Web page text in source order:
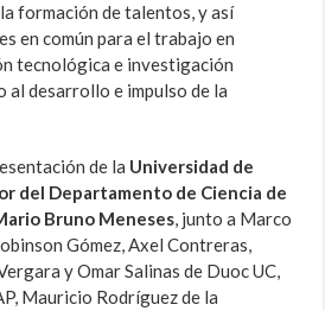
formación de talentos, y así
en común para el trabajo en
tecnológica e investigación
al desarrollo e impulso de la
de la Universidad de
del Departamento de Ciencia de
Bruno Meneses, junto a Marco
Gómez, Axel Contreras,
y Omar Salinas de Duoc UC,
Mauricio Rodríguez de la